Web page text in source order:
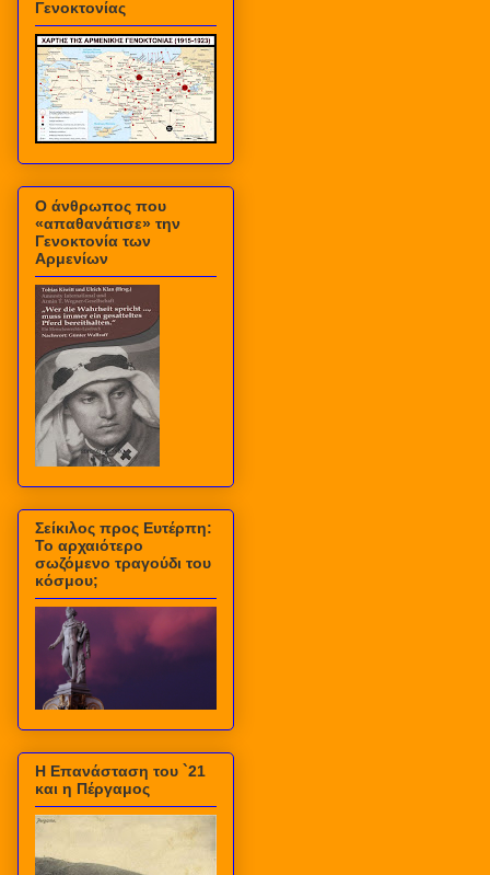
Γενοκτονίας
Ο άνθρωπος που
«απαθανάτισε» την
Γενοκτονία των
Αρμενίων
Σείκιλος προς Ευτέρπη:
Το αρχαιότερο
σωζόμενο τραγούδι του
κόσμου;
Η Επανάσταση του `21
και η Πέργαμος